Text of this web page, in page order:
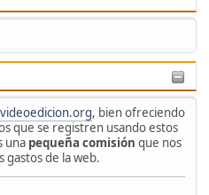
videoedicion.org, bien ofreciendo
que se registren usando estos
una pequeña comisión que nos
gastos de la web.